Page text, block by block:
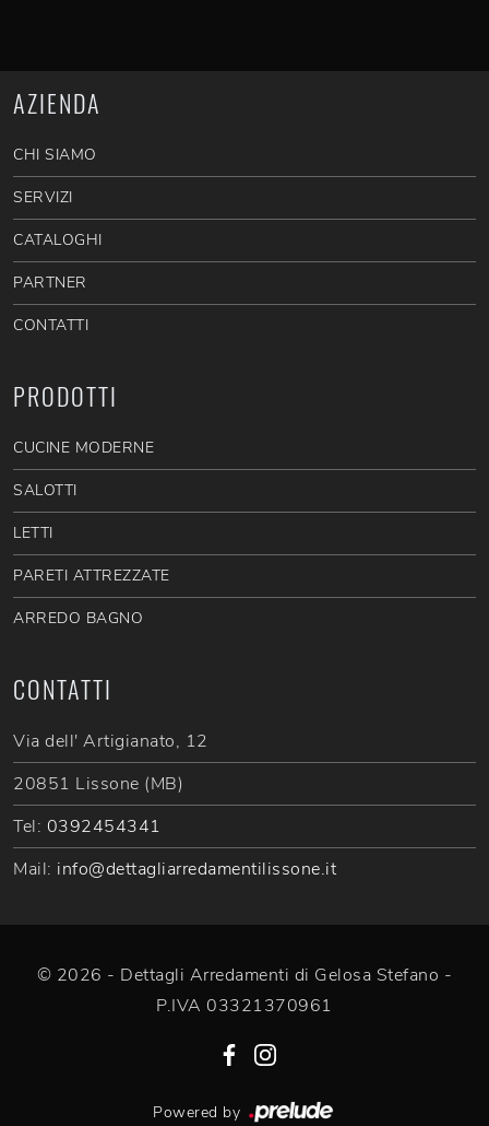
AZIENDA
CHI SIAMO
SERVIZI
CATALOGHI
PARTNER
CONTATTI
PRODOTTI
CUCINE MODERNE
SALOTTI
LETTI
PARETI ATTREZZATE
ARREDO BAGNO
CONTATTI
Via dell' Artigianato, 12
20851 Lissone (MB)
Tel: 0392454341
Mail: info@dettagliarredamentilissone.it
© 2026 - Dettagli Arredamenti di Gelosa Stefano -
P.IVA 03321370961
Powered by